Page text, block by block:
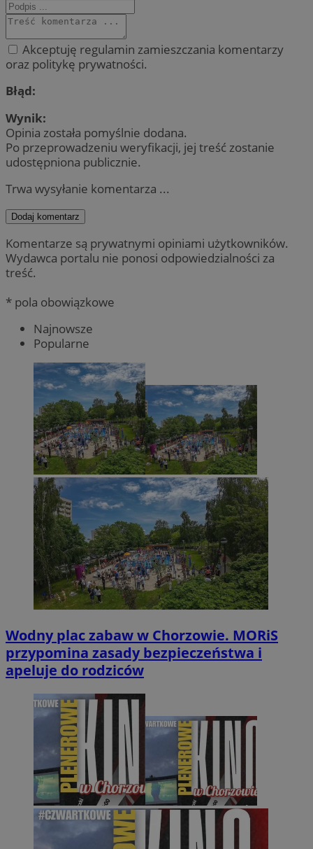
Akceptuję regulamin zamieszczania komentarzy
oraz politykę prywatności.
Błąd:
Wynik:
Opinia została pomyślnie dodana.
Po przeprowadzeniu weryfikacji, jej treść zostanie
udostępniona publicznie.
Trwa wysyłanie komentarza ...
Dodaj komentarz
Komentarze są prywatnymi opiniami użytkowników.
Wydawca portalu nie ponosi odpowiedzialności za
treść.
* pola obowiązkowe
Najnowsze
Popularne
Wodny plac zabaw w Chorzowie. MORiS
przypomina zasady bezpieczeństwa i
apeluje do rodziców